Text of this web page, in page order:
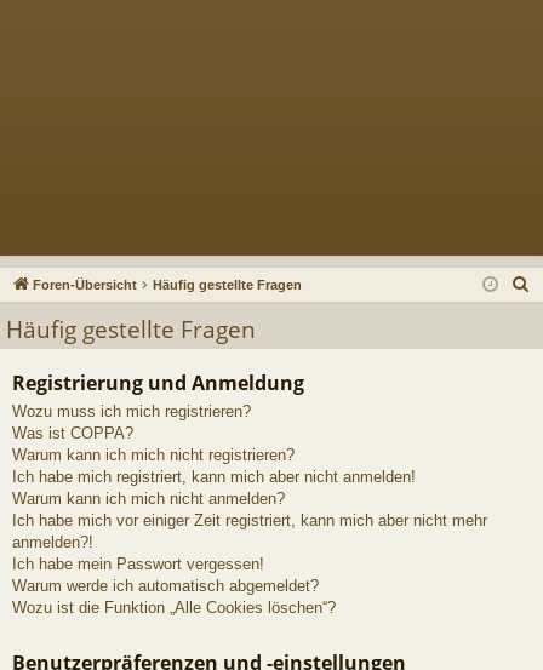
Foren-Übersicht Häufig gestellte Fragen
Häufig gestellte Fragen
Registrierung und Anmeldung
Wozu muss ich mich registrieren?
Was ist COPPA?
Warum kann ich mich nicht registrieren?
Ich habe mich registriert, kann mich aber nicht anmelden!
Warum kann ich mich nicht anmelden?
Ich habe mich vor einiger Zeit registriert, kann mich aber nicht mehr
anmelden?!
Ich habe mein Passwort vergessen!
Warum werde ich automatisch abgemeldet?
Wozu ist die Funktion „Alle Cookies löschen“?
Benutzerpräferenzen und -einstellungen